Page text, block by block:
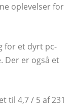
oplevelser for
for et dyrt pc-
Der er også et
til 4,7 / 5 af 231